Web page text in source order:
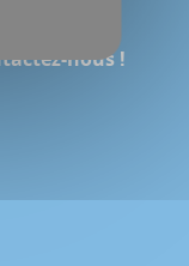
nous !